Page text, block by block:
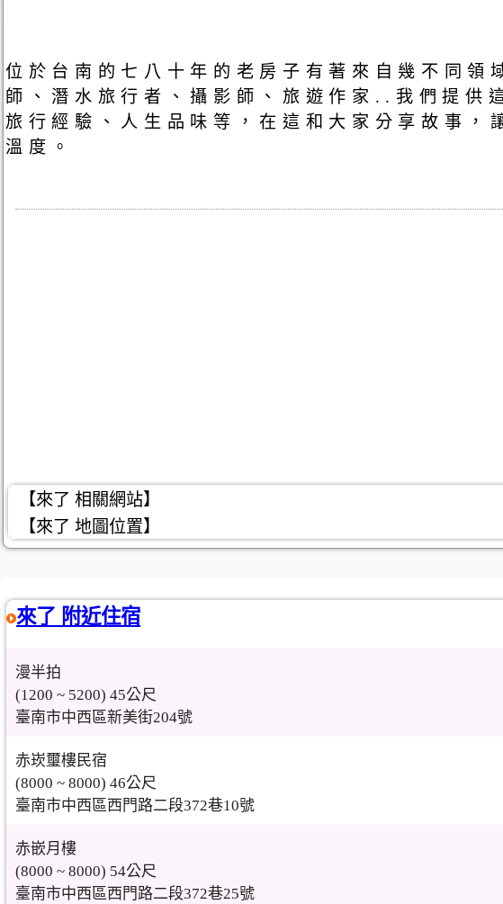
位於台南的七八十年的老房子有著來自幾不同領
師、潛水旅行者、攝影師、旅遊作家..我們提供
旅行經驗、人生品味等，在這和大家分享故事，
溫度。
【來了 相關網站】
【來了 地圖位置】
來了 附近住宿
漫半拍
(1200 ~ 5200) 45公尺
臺南市中西區新美街204號
赤崁璽樓民宿
(8000 ~ 8000) 46公尺
臺南市中西區西門路二段372巷10號
赤嵌月樓
(8000 ~ 8000) 54公尺
臺南市中西區西門路二段372巷25號